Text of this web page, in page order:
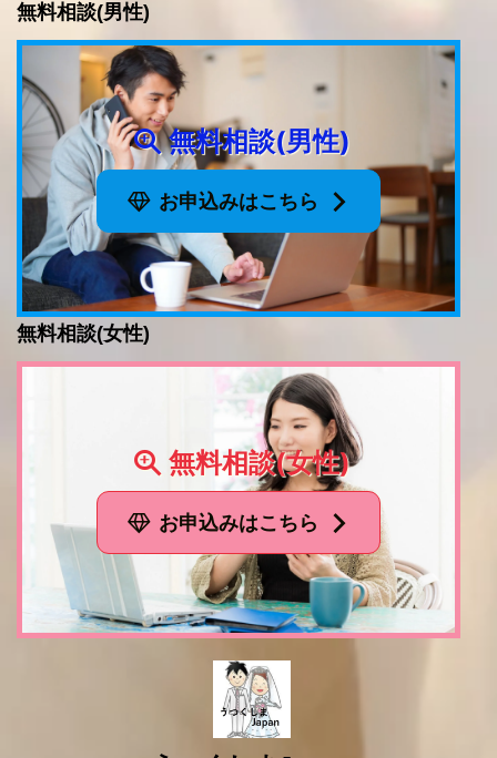
無料相談(男性)
無料相談(男性)
お申込みはこちら
無料相談(女性)
無料相談(女性)
お申込みはこちら